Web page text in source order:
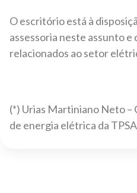
O escritório está à
assessoria neste assunto e
relacionados ao setor
(*) Urias Martiniano Neto –
de energia elétrica da